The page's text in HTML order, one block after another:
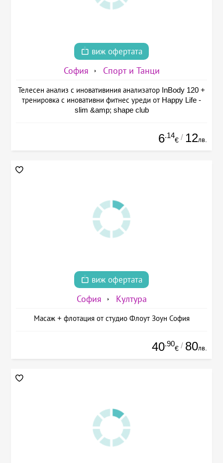
виж офертата
София Спорт и Танци
Телесен анализ с иновативиния анализатор InBody 120 +
тренировка с иновативни фитнес уреди от Happy Life -
slim &amp; shape club
6.14
€ / 12лв.
виж офертата
София Култура
Масаж + флотация от студио Флоут Зоун София
40.90
€ / 80лв.